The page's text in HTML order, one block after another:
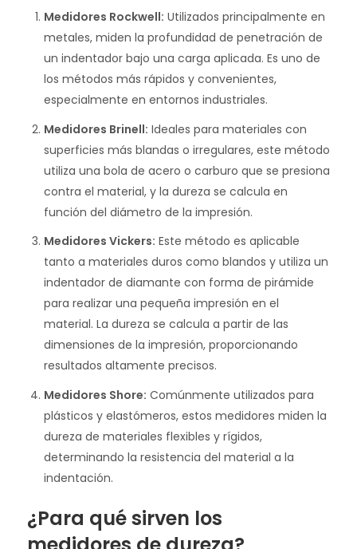
Medidores Rockwell: Utilizados principalmente en
metales, miden la profundidad de penetración de
un indentador bajo una carga aplicada. Es uno de
los métodos más rápidos y convenientes,
especialmente en entornos industriales.
Medidores Brinell: Ideales para materiales con
superficies más blandas o irregulares, este método
utiliza una bola de acero o carburo que se presiona
contra el material, y la dureza se calcula en
función del diámetro de la impresión.
Medidores Vickers: Este método es aplicable
tanto a materiales duros como blandos y utiliza un
indentador de diamante con forma de pirámide
para realizar una pequeña impresión en el
material. La dureza se calcula a partir de las
dimensiones de la impresión, proporcionando
resultados altamente precisos.
Medidores Shore: Comúnmente utilizados para
plásticos y elastómeros, estos medidores miden la
dureza de materiales flexibles y rígidos,
determinando la resistencia del material a la
indentación.
¿Para qué sirven los